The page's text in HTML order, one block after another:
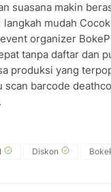
suasana makin
mudah
organizer
tanpa daftar dan
produksi yang
barcode
Diskon